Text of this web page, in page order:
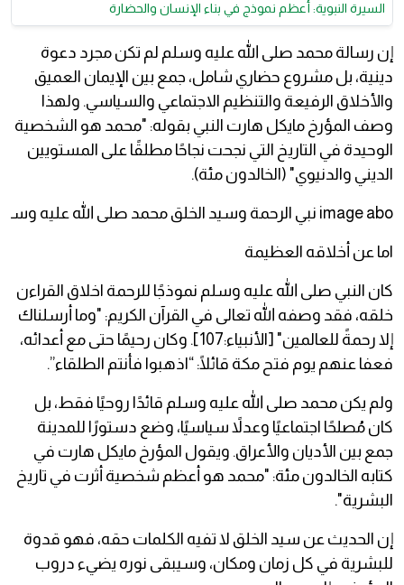
السيرة النبوية: أعظم نموذج في بناء الإنسان والحضارة
إن رسالة محمد صلى الله عليه وسلم لم تكن مجرد دعوة
دينية، بل مشروع حضاري شامل، جمع بين الإيمان العميق
والأخلاق الرفيعة والتنظيم الاجتماعي والسياسي. ولهذا
وصف المؤرخ مايكل هارت النبي بقوله: "محمد هو الشخصية
الوحيدة في التاريخ التي نجحت نجاحًا مطلقًا على المستويين
الديني والدنيوي" (الخالدون مئة).
اما عن أخلاقه العظيمة
كان النبي صلى الله عليه وسلم نموذجًا للرحمة اخلاق القراءن
خلقه، فقد وصفه الله تعالى في القرآن الكريم: "وما أرسلناك
إلا رحمةً للعالمين" [الأنبياء:107]. وكان رحيمًا حتى مع أعدائه،
فعفا عنهم يوم فتح مكة قائلًا: “اذهبوا فأنتم الطلقاء”.
ولم يكن محمد صلى الله عليه وسلم قائدًا روحيًا فقط، بل
كان مُصلحًا اجتماعيًا وعدلاً سياسيًا، وضع دستورًا للمدينة
جمع بين الأديان والأعراق. ويقول المؤرخ مايكل هارت في
كتابه الخالدون مئة: "محمد هو أعظم شخصية أثرت في تاريخ
البشرية".
إن الحديث عن سيد الخلق لا تفيه الكلمات حقه، فهو قدوة
للبشرية في كل زمان ومكان، وسيبقى نوره يضيء دروب